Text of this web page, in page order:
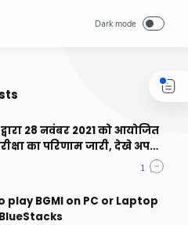
28 नवंबर 2021 को आयोजित
का परिणाम जारी, देखे अपना
play BGMI on PC or Laptop